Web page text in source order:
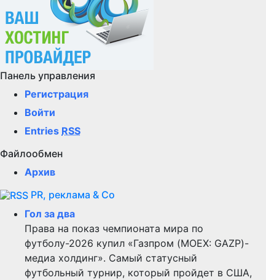
Панель управления
Регистрация
Войти
Entries RSS
Файлообмен
Архив
PR, реклама & Co
Гол за два
Права на показ чемпионата мира по
футболу-2026 купил «Газпром (MOEX: GAZP)-
медиа холдинг». Самый статусный
футбольный турнир, который пройдет в США,